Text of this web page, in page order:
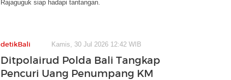
Rajaguguk siap hadapi tantangan.
detikBali Kamis, 30 Jul 2026 12:42 WIB
Ditpolairud Polda Bali Tangkap
Pencuri Uang Penumpang KM